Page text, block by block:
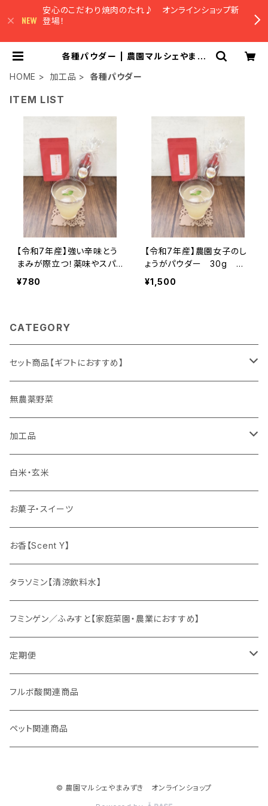
安心のこだわり焼肉のたれ♪ オンラインショップ新
登場！
各種パウダー | 農園マルシェやまみ
HOME
加工品 各種パウダー
ITEM LIST
【令和7年産】強い辛味とう
まみが際立つ！薬味やスパ
イスとして簡単便利！冷凍保
化学肥料栽培期間中不使用
¥780
【令和7年産】農園女子のし
ょうがパウダー 30g 安
心野菜 高知県四万十市
やまみずき農園 農薬化学
¥1,500
CATEGORY
セット商品【ギフトにおすすめ】
ギフト
無農薬野菜
加工品
ゆず姫シリーズ
各種パウダー
ドリンクの素
健康茶
オリジナルスパイス
白米・玄米
お菓子・スイーツ
お香【Scent Y】
タラソミン【清涼飲料水】
フミンゲン／ふみすと【家庭菜園・農業におすすめ】
定期便
妊活応援セット
フルボ酸関連商品
ペット関連商品
© 農園マルシェやまみずき オンラインショップ